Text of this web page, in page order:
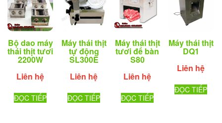
Bộ dao máy
thái thịt tươi
2200W
Liên hệ
ĐỌC TIẾP
Máy thái thịt
tự động
SL300E
Liên hệ
ĐỌC TIẾP
Máy thái thịt
tươi để bàn
S80
Liên hệ
ĐỌC TIẾP
Máy thái thịt
DQ1
Liên hệ
ĐỌC TIẾP